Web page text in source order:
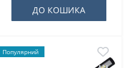
ДО КОШИКА
Популярний